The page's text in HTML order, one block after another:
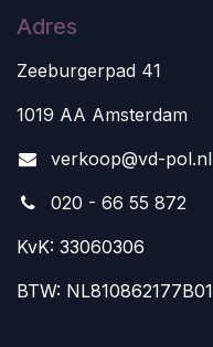
Adres
Zeeburgerpad 41
1019 AA Amsterdam
verkoop@vd-pol.nl
020 - 66 55 872
KvK: 33060306
BTW: NL810862177B01